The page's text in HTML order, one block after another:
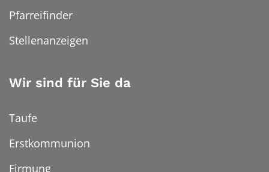
Pfarreifinder
Stellenanzeigen
Wir sind für Sie da
Taufe
Erstkommunion
Firmung